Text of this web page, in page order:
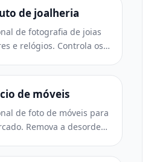
padrões de imagem do
de joalheria
de fotografia de joias
e relógios. Controla os
imagens prontas para
limpos.
de móveis
de foto de móveis para
Remova a desordem
em fundos limpos ou em